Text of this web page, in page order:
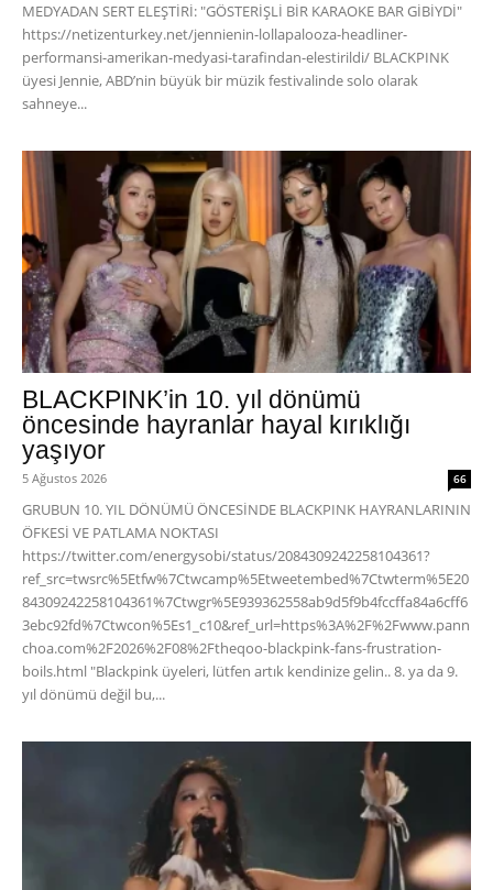
MEDYADAN SERT ELEŞTİRİ: "GÖSTERİŞLİ BİR KARAOKE BAR GİBİYDİ"
https://netizenturkey.net/jennienin-lollapalooza-headliner-
performansi-amerikan-medyasi-tarafindan-elestirildi/ BLACKPINK
üyesi Jennie, ABD’nin büyük bir müzik festivalinde solo olarak
sahneye...
BLACKPINK’in 10. yıl dönümü
öncesinde hayranlar hayal kırıklığı
yaşıyor
5 Ağustos 2026 66
GRUBUN 10. YIL DÖNÜMÜ ÖNCESİNDE BLACKPINK HAYRANLARININ
ÖFKESİ VE PATLAMA NOKTASI
https://twitter.com/energysobi/status/2084309242258104361?
ref_src=twsrc%5Etfw%7Ctwcamp%5Etweetembed%7Ctwterm%5E20
84309242258104361%7Ctwgr%5E939362558ab9d5f9b4fccffa84a6cff6
3ebc92fd%7Ctwcon%5Es1_c10&ref_url=https%3A%2F%2Fwww.pann
choa.com%2F2026%2F08%2Ftheqoo-blackpink-fans-frustration-
boils.html "Blackpink üyeleri, lütfen artık kendinize gelin.. 8. ya da 9.
yıl dönümü değil bu,...